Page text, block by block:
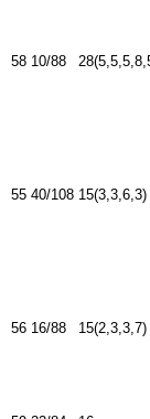
58 10/88
55 40/108 15(3,3,6,3)
56 16/88 15(2,3,3,7)